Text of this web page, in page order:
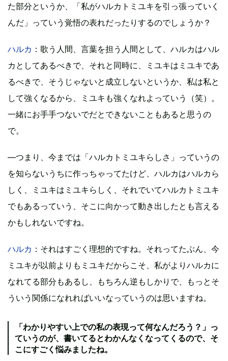
た部分というか、「私がハルカトミユキを引っ張っていく
んだ」っていう覚悟の表れだったりするのでしょうか？
ハルカ ：歌う人間、言葉を担う人間として、ハルカはハル
カとしてあるべきで、それと同時に、ミユキはミユキであ
るべきで、そうじゃないと成立しないというか、私は私と
して強くなるから、ミユキも強くなれよっていう（笑）。
一緒にお手手つないでだとできないこともあると思うの
で。
―つまり、今までは「ハルカトミユキらしさ」っていうの
を知らないうちに作っちゃってたけど、ハルカはハルカら
しく、ミユキはミユキらしく、それでいてハルカトミユキ
でもあるっていう、そこに向かって動き出したとも言える
かもしれないですね。
ハルカ ：それはすごく理想的ですね。それってたぶん、今
ミユキが以前よりもミユキだからこそ、私がよりハルカに
なれてる部分もあるし、もちろん逆もしかりで、もっとそ
ういう関係になれればいいなっていうのは思いますね。
「わかりやすい上での私の表現って何なんだろう？」っ
ていうのが、書いてるとわかんなくなってくるので、そ
こにすごく悩みましたね。